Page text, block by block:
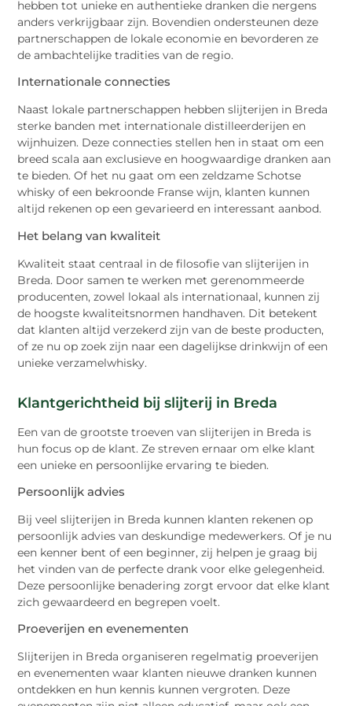
hebben tot unieke en authentieke dranken die nergens
anders verkrijgbaar zijn. Bovendien ondersteunen deze
partnerschappen de lokale economie en bevorderen ze
de ambachtelijke tradities van de regio.
Internationale connecties
Naast lokale partnerschappen hebben slijterijen in Breda
sterke banden met internationale distilleerderijen en
wijnhuizen. Deze connecties stellen hen in staat om een
breed scala aan exclusieve en hoogwaardige dranken aan
te bieden. Of het nu gaat om een zeldzame Schotse
whisky of een bekroonde Franse wijn, klanten kunnen
altijd rekenen op een gevarieerd en interessant aanbod.
Het belang van kwaliteit
Kwaliteit staat centraal in de filosofie van slijterijen in
Breda. Door samen te werken met gerenommeerde
producenten, zowel lokaal als internationaal, kunnen zij
de hoogste kwaliteitsnormen handhaven. Dit betekent
dat klanten altijd verzekerd zijn van de beste producten,
of ze nu op zoek zijn naar een dagelijkse drinkwijn of een
unieke verzamelwhisky.
Klantgerichtheid bij slijterij in Breda
Een van de grootste troeven van slijterijen in Breda is
hun focus op de klant. Ze streven ernaar om elke klant
een unieke en persoonlijke ervaring te bieden.
Persoonlijk advies
Bij veel slijterijen in Breda kunnen klanten rekenen op
persoonlijk advies van deskundige medewerkers. Of je nu
een kenner bent of een beginner, zij helpen je graag bij
het vinden van de perfecte drank voor elke gelegenheid.
Deze persoonlijke benadering zorgt ervoor dat elke klant
zich gewaardeerd en begrepen voelt.
Proeverijen en evenementen
Slijterijen in Breda organiseren regelmatig proeverijen
en evenementen waar klanten nieuwe dranken kunnen
ontdekken en hun kennis kunnen vergroten. Deze